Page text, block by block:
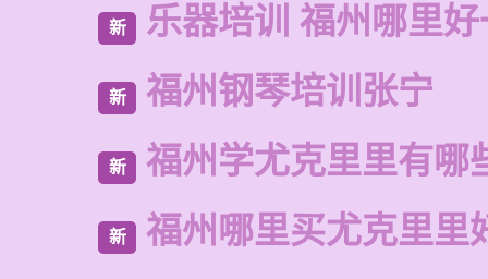
新 乐器培训 福州哪里
新 福州钢琴培训张宁
新 福州学尤克里里有哪
新 福州哪里买尤克里里